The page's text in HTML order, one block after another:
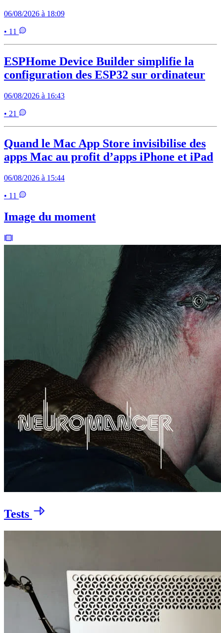
06/08/2026 à 18:09
• 11
ESPHome Device Builder simplifie la
configuration des ESP32 sur ordinateur
06/08/2026 à 16:43
• 21
Quand le Mac App Store invisibilise des
apps Mac au profit d’apps iPhone et iPad
06/08/2026 à 15:44
• 11
Image du moment
Tests